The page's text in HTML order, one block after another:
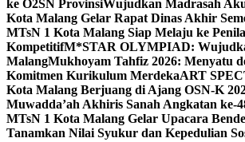
ke O2SN ProvinsiWujudkan Madrasah
Kota Malang Gelar Rapat Dinas Akhir
MTsN 1 Kota Malang Siap Melaju ke
KompetitifM*STAR OLYMPIAD:
MalangMukhoyam Tahfiz 2026: Menyatu
Komitmen Kurikulum MerdekaART
Kota Malang Berjuang di Ajang OSN-K
Muwadda’ah Akhiris Sanah Angkatan ke-
MTsN 1 Kota Malang Gelar Upacara
Tanamkan Nilai Syukur dan Kepedulian